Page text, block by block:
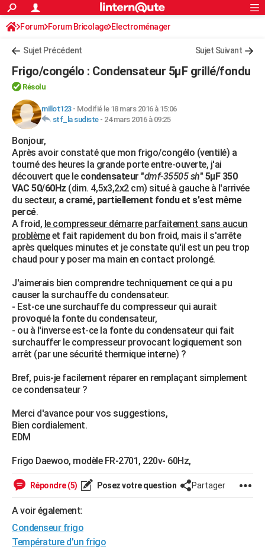
ACTUALITÉS
Politique
Société
Faits Divers
Education
Monde
Villes
+
Programme TV
TNTStreaming
Cinéma
Sorties cinéma
Musique
+FINANCE
Retraite
Impôts
Epargne
Immobilier
Risques naturels par ville
Banque
Assurance
Crédit
AUTO
Essais
Réserver un essai
Citadines
Berlines
SUV
Forum auto
Mobiles
Meilleur smartphone
Internet
Ordinateurs
Jeux vidéo
Guide high-tech
+BRICOLAGE
Forum
Aménagement intérieur
Extérieur
Cuisine
Salle de bains
Jardinage
Rangement
WEEK-END
Guides de France
Escapades
Patrimoine
Expositions
Musées
Week-end nature
+LIFESTYLE
Art de vivre
Bien-être
Loisirs
Mode
Modes de vie
SANTE
Alimentation
Guide de la santé
Maladies
Médicaments
Sommeil
VOYAGE
Destinations
City break
Voyage nature
Voyage de noces
Forum
Climat
PHOTO
GUIDES D'ACHAT
BONS PLANS
CARTE DE VOEUX
Carte de Noël
Carte Bonne année
Carte Saint-Valentin
Carte Pâques
Carte d'anniversaire
DICTIONNAIRE
COPAINS D'AVANT
Bricolage
Lifestyle
Culture
SportAuto
Television
Voyage
Cinema
S'inscrire
Connexion
Forum Forum Bricolage Electroménager
Sujet Précédent Sujet Suivant
Frigo/congélo : Condensateur 5µF grillé/fondu
Résolu
millot123- Modifié le 18 mars 2016 à 15:06
stf_la sudiste- 24 mars 2016 à 09:25
Bonjour,
Après avoir constaté que mon frigo/congélo (ventilé) a
tourné des heures la grande porte entre-ouverte, j'ai
découvert que le condensateur "dmf-35505 sh" 5µF 350
VAC 50/60Hz (dim. 4,5x3,2x2 cm) situé à gauche à l'arrivée
du secteur, a cramé, partiellement fondu et s'est même
percé.
A froid, le compresseur démarre parfaitement sans aucun
problèmeet fait rapidement du bon froid, mais il s'arrête
après quelques minutes et je constate qu'il est un peu trop
chaud pour y poser ma main en contact prolongé.
J'aimerais bien comprendre techniquement ce qui a pu
causer la surchauffe du condensateur.
- Est-ce une surchauffe du compresseur qui aurait
provoqué la fonte du condensateur,
- ou à l'inverse est-ce la fonte du condensateur qui fait
surchauffer le compresseur provocant logiquement son
arrêt (par une sécurité thermique interne) ?
Bref, puis-je facilement réparer en remplaçant simplement
ce condensateur ?
Merci d'avance pour vos suggestions,
Bien cordialement.
EDM
Frigo Daewoo, modèle FR-2701, 220v- 60Hz,
Répondre (5) Posez votre question Partager
A voir également:
Condenseur frigo
Température d'un frigo